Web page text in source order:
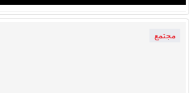
مجتمع